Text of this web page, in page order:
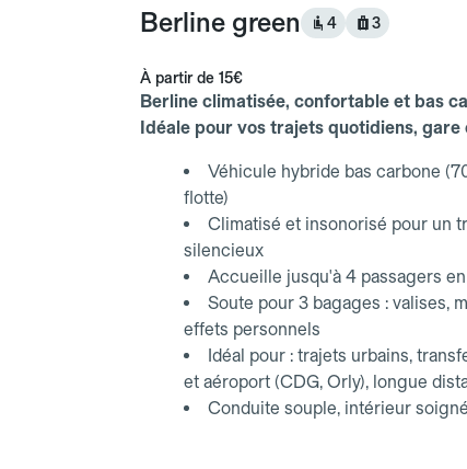
Berline green 4 3
À partir de 15€
Berline climatisée, confortable et bas
Idéale pour vos trajets quotidiens, gare
Véhicule hybride bas carbone
flotte)
Climatisé et insonorisé pour un
silencieux
Accueille jusqu'à 4 passagers
Soute pour 3 bagages : valises,
effets personnels
Idéal pour : trajets urbains,
et aéroport (CDG, Orly), longue
Conduite souple, intérieur soigné